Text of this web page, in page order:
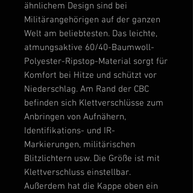
ähnlichem Design sind bei
Militärangehörigen auf der ganzen
Welt am beliebtesten. Das leichte,
atmungsaktive 60/40-Baumwoll-
Polyester-Ripstop-Material sorgt für
Komfort bei Hitze und schützt vor
Niederschlag. Am Rand der CBC
befinden sich Klettverschlüsse zum
Anbringen von Aufnähern,
Identifikations- und IR-
Markierungen, militärischen
Blitzlichtern usw. Die Größe ist mit
Klettverschluss einstellbar.
Außerdem hat die Kappe oben ein